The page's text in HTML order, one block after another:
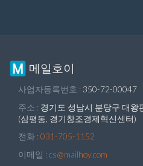
메일호이
사업자등록번호 : 350-72-00047
주소 : 경기도 성남시 분당구 대왕
(삼평동, 경기창조경제혁신센터)
전화 : 031-705-1152
이메일 : cs@mailhoy.com